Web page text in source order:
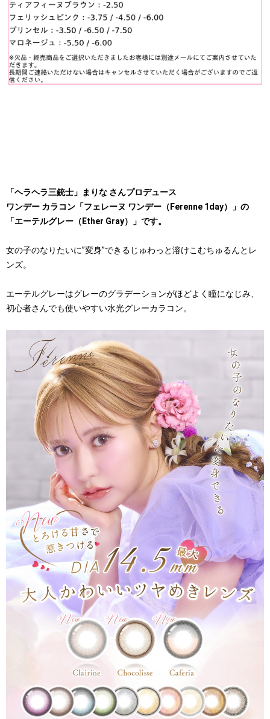
「ヘラヘラ三銃士」まりな さんプロデュース
ワンデー カラコン「フェレーヌ ワンデー（Ferenne 1day）」の
「エーテルグレー（Ether Gray）」です。
女の子のなりたいに”変身”できるじゅわっと溶けこむちゅるんとレ
ンズ。
エーテルグレーはグレーのグラデーションがほどよく瞳になじみ、
初心者さんでも使いやすい水光グレーカラコン。